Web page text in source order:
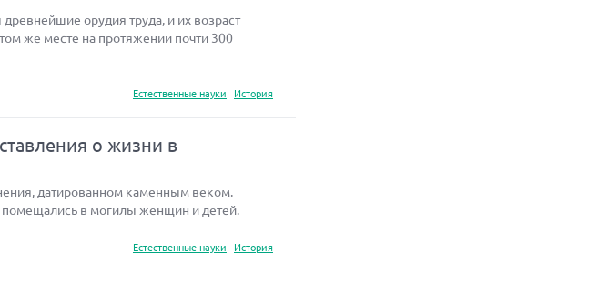
орудия труда, и их возраст
же месте на протяжении почти 300
Естественные науки
История
о жизни в
датированном каменным веком.
в могилы женщин и детей.
Естественные науки
История